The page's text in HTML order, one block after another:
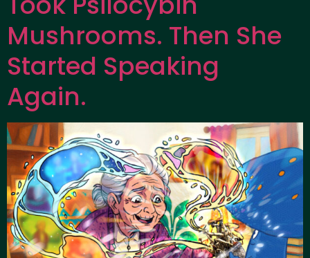
Mushrooms. Then She
Started Speaking
Again.